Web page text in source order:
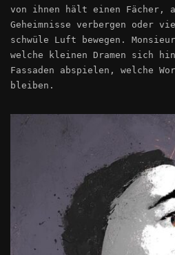
von ihnen hält einen Fächer,
Geheimnisse verbergen oder
schwüle Luft bewegen.
welche kleinen Dramen sich
Fassaden abspielen, welche
bleiben.